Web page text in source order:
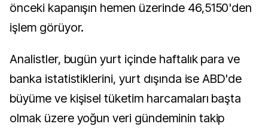
önceki kapanışın hemen üzerinde 46,5150'den
işlem görüyor.
Analistler, bugün yurt içinde haftalık para ve
banka istatistiklerini, yurt dışında ise ABD'de
büyüme ve kişisel tüketim harcamaları başta
olmak üzere yoğun veri gündeminin takip